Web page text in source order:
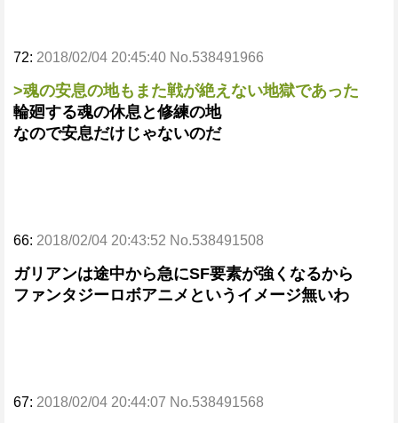
72: 2018/02/04 20:45:40 No.538491966
>魂の安息の地もまた戦が絶えない地獄であった
輪廻する魂の休息と修練の地
なので安息だけじゃないのだ
66: 2018/02/04 20:43:52 No.538491508
ガリアンは途中から急にSF要素が強くなるから
ファンタジーロボアニメというイメージ無いわ
67: 2018/02/04 20:44:07 No.538491568